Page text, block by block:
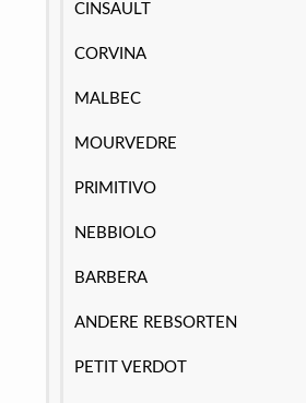
CINSAULT
CORVINA
MALBEC
MOURVEDRE
PRIMITIVO
NEBBIOLO
BARBERA
ANDERE REBSORTEN
PETIT VERDOT